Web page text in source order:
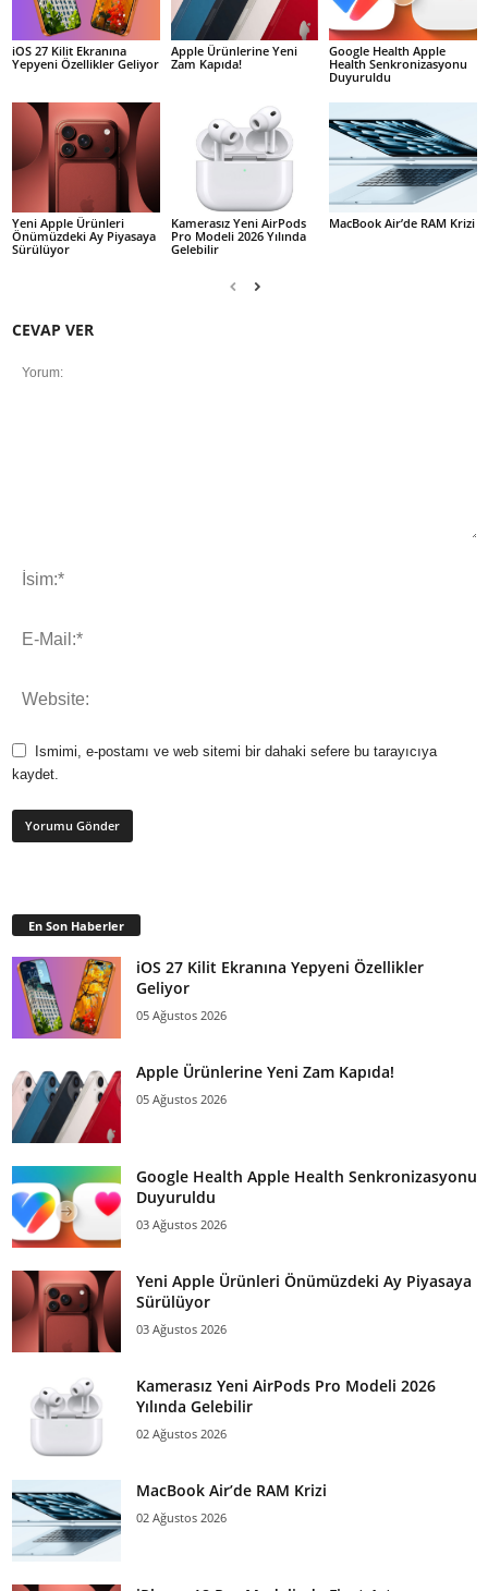
iOS 27 Kilit Ekranına
Yepyeni Özellikler Geliyor
Apple Ürünlerine Yeni
Zam Kapıda!
Google Health Apple
Health Senkronizasyonu
Duyuruldu
Yeni Apple Ürünleri
Önümüzdeki Ay Piyasaya
Sürülüyor
Kamerasız Yeni AirPods
Pro Modeli 2026 Yılında
Gelebilir
MacBook Air’de RAM Krizi
CEVAP VER
Ismimi, e-postamı ve web sitemi bir dahaki sefere bu tarayıcıya
kaydet.
En Son Haberler
iOS 27 Kilit Ekranına Yepyeni Özellikler
Geliyor
05 Ağustos 2026
Apple Ürünlerine Yeni Zam Kapıda!
05 Ağustos 2026
Google Health Apple Health Senkronizasyonu
Duyuruldu
03 Ağustos 2026
Yeni Apple Ürünleri Önümüzdeki Ay Piyasaya
Sürülüyor
03 Ağustos 2026
Kamerasız Yeni AirPods Pro Modeli 2026
Yılında Gelebilir
02 Ağustos 2026
MacBook Air’de RAM Krizi
02 Ağustos 2026